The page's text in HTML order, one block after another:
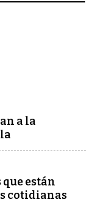
a la
están
cotidianas